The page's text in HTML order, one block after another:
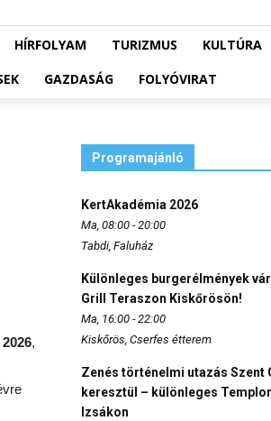
HÍRFOLYAM TURIZMUS KULTÚRA
GAZDASÁG FOLYÓVIRAT
,
Programajánló
KertAkadémia 2026
Ma, 08:00 - 20:00
Tabdi, Faluház
Különleges burgerélmények
Grill Teraszon Kiskőrösön!
Ma, 16:00 - 22:00
Kiskőrös, Cserfes étterem
Zenés történelmi utazás Szent
keresztül – különleges
Izsákon